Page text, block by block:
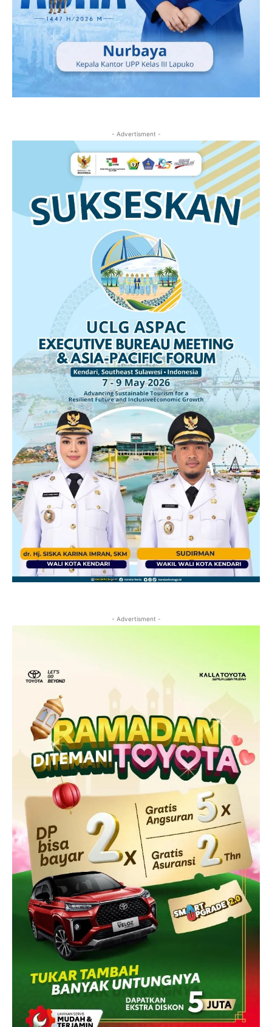
- Advertisment -
- Advertisment -